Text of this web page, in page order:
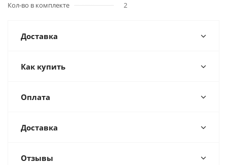
Кол-во в комплекте
2
Доставка
Как купить
Оплата
Доставка
Отзывы